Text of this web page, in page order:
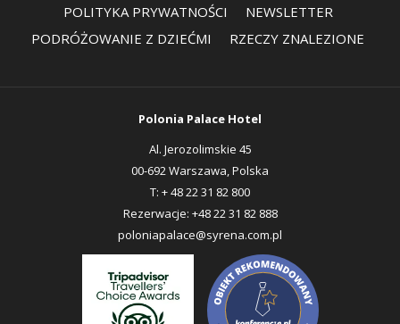
POLITYKA PRYWATNOŚCI
NEWSLETTEROTWIERA
SIĘ
PODRÓŻOWANIE Z DZIEĆMI RZECZY ZNALEZIONE
Polonia Palace Hotel
Al. Jerozolimskie 45
00-692 Warszawa, Polska
T: + 48 22 31 82 800
Rezerwacje: +48 22 31 82 888
poloniapalace@syrena.com.pl